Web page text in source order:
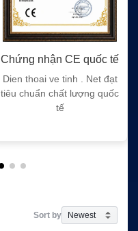
Chứng nhận CE quốc tế
Dien thoai ve tinh . Net đạt
tiêu chuẩn chất lượng quốc
tế
Sort by